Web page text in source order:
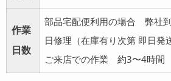
作業
日数
部品宅配便利用の場合 弊社
日修理（在庫有り次第 即日発
ご来店での作業 約3〜4時間